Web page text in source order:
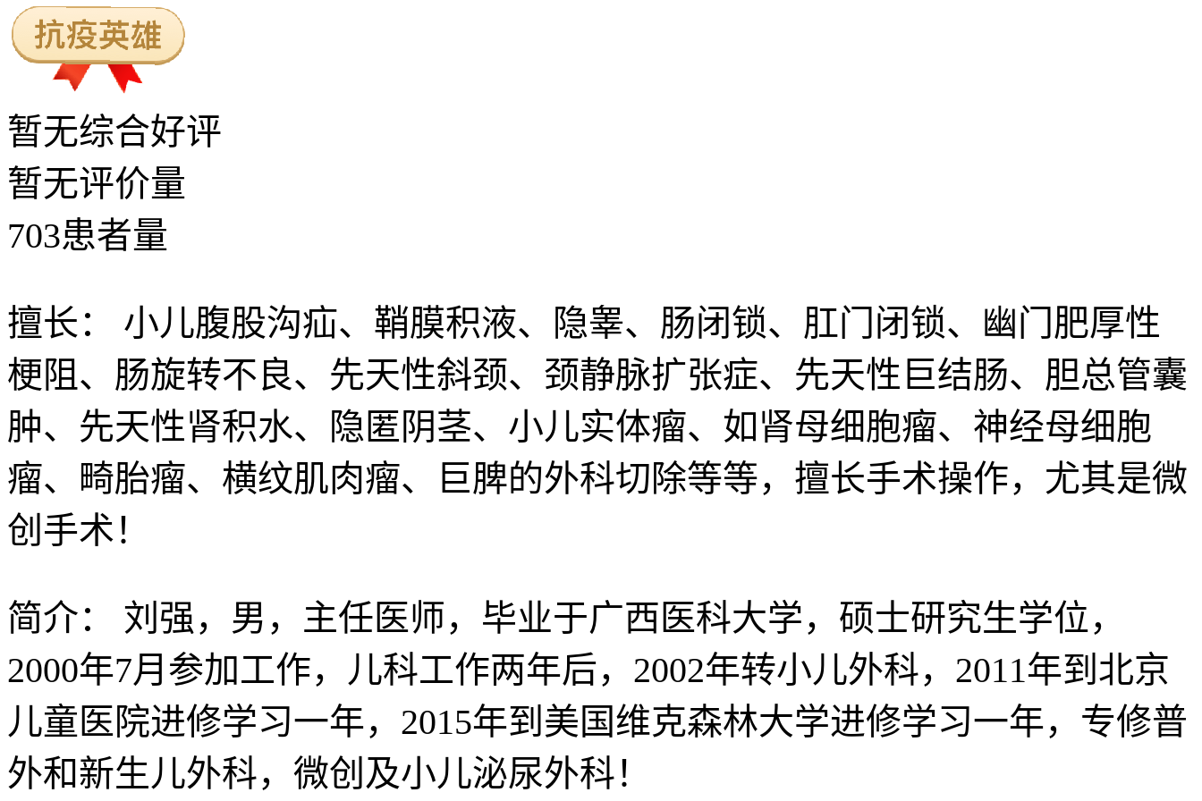
暂无综合好评
暂无评价量
703患者量
擅长：
小儿腹股沟疝、鞘膜积液、隐睾、肠闭锁、肛门闭锁、幽门肥厚性
梗阻、肠旋转不良、先天性斜颈、颈静脉扩张症、先天性巨结肠、胆总管囊
肿、先天性肾积水、隐匿阴茎、小儿实体瘤、如肾母细胞瘤、神经母细胞
瘤、畸胎瘤、横纹肌肉瘤、巨脾的外科切除等等，擅长手术操作，尤其是微
创手术！
简介：
刘强，男，主任医师，毕业于广西医科大学，硕士研究生学位，
2000年7月参加工作，儿科工作两年后，2002年转小儿外科，2011年到北京
儿童医院进修学习一年，2015年到美国维克森林大学进修学习一年，专修普
外和新生儿外科，微创及小儿泌尿外科！